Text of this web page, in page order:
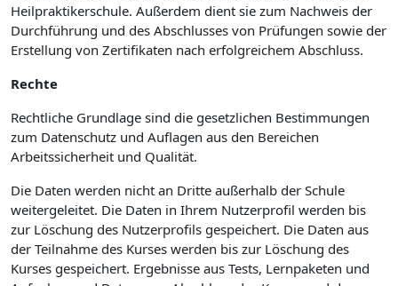
Heilpraktikerschule. Außerdem dient sie zum Nachweis der
Durchführung und des Abschlusses von Prüfungen sowie der
Erstellung von Zertifikaten nach erfolgreichem Abschluss.
Rechte
Rechtliche Grundlage sind die gesetzlichen Bestimmungen
zum Datenschutz und Auflagen aus den Bereichen
Arbeitssicherheit und Qualität.
Die Daten werden nicht an Dritte außerhalb der Schule
weitergeleitet. Die Daten in Ihrem Nutzerprofil werden bis
zur Löschung des Nutzerprofils gespeichert. Die Daten aus
der Teilnahme des Kurses werden bis zur Löschung des
Kurses gespeichert. Ergebnisse aus Tests, Lernpaketen und